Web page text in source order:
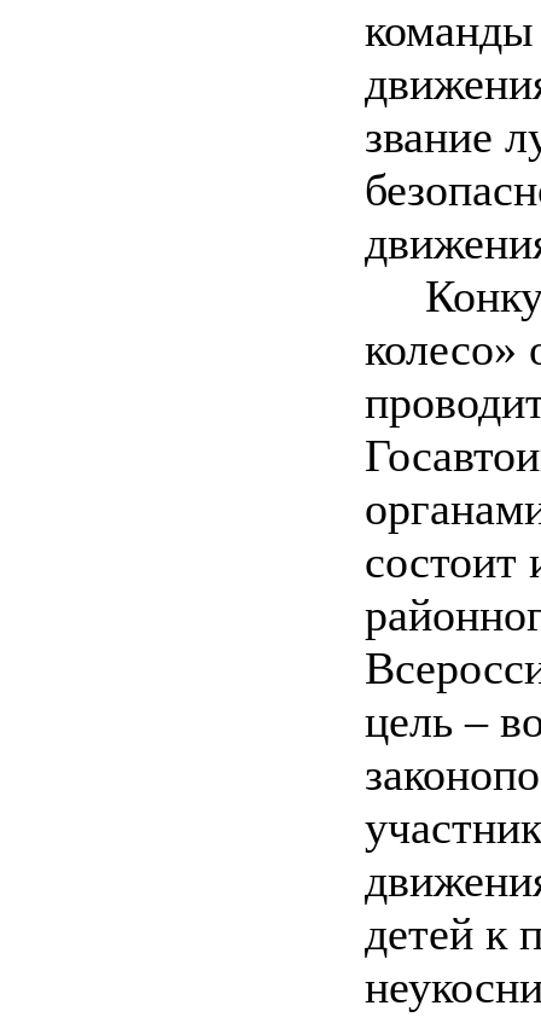
звание
колесо»
состоит
цель –
детей к